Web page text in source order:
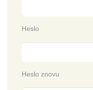
Heslo
Heslo znovu